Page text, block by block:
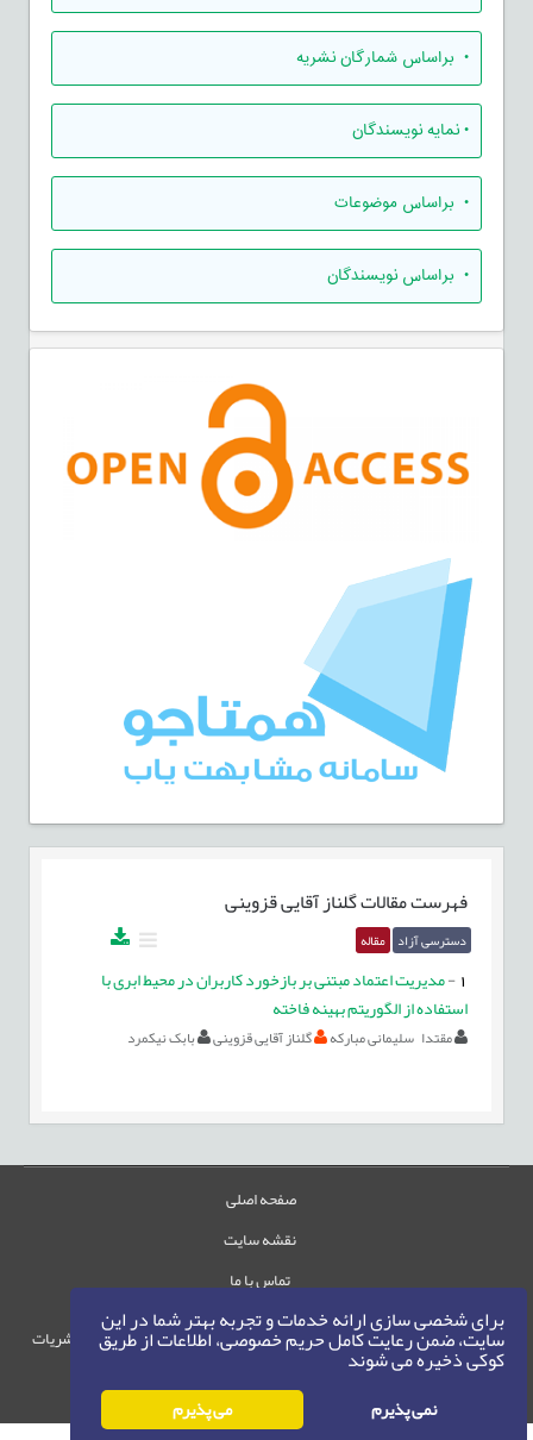
برای شخصی سازی ارائه خدمات و تجربه بهتر شما در این
سایت، ضمن رعایت کامل حریم خصوصی، اطلاعات از طریق
کوکی ذخیره می شوند
نمی پذیرم می پذیرم
• براساس شمارگان نشریه
•نمایه نویسندگان
• براساس موضوعات
• براساس نویسندگان
فهرست مقالاتگلناز آقایی قزوینی
دسترسی آزاد مقاله
-مدیریت اعتماد مبتنی بر بازخورد کاربران در محیط ابری با
استفاده از الگوریتم بهینه فاخته
مقتدا سلیمانی مبارکه گلناز آقایی قزوینی بابک نیکمرد
صفحه اصلی
نقشه سایت
تماس با ما
حقوق این وب‌سایت متعلق به سامانه مدیریت نشریات
حق نشر 1405-1396